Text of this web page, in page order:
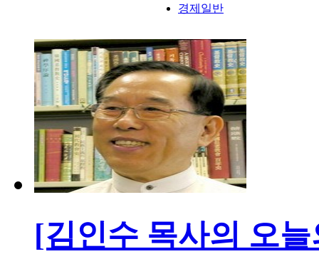
경제일반
[김인수 목사의 오